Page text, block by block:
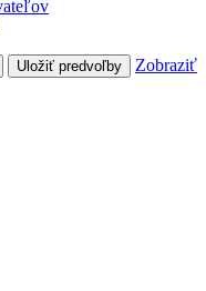
Uložiť predvoľby
Zobraziť